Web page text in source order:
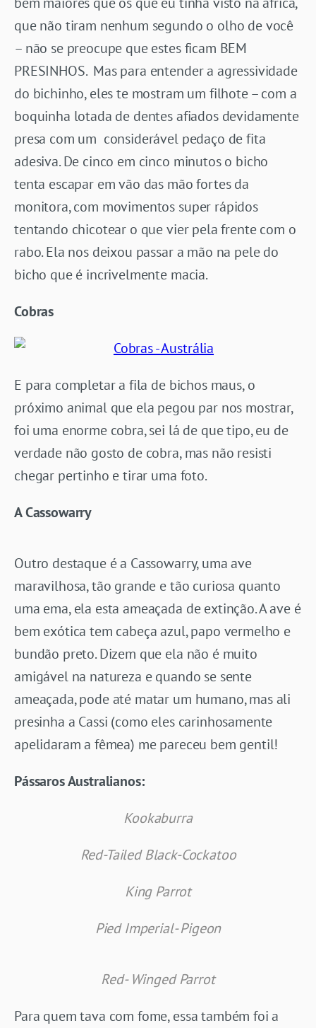
que não tiram nenhum segundo o olho de você
– não se preocupe que estes ficam BEM
PRESINHOS. Mas para entender a agressividade
do bichinho, eles te mostram um filhote – com a
boquinha lotada de dentes afiados devidamente
presa com um considerável pedaço de fita
adesiva. De cinco em cinco minutos o bicho
tenta escapar em vão das mão fortes da
monitora, com movimentos super rápidos
tentando chicotear o que vier pela frente com o
rabo. Ela nos deixou passar a mão na pele do
bicho que é incrivelmente macia.
Cobras
E para completar a fila de bichos maus, o
próximo animal que ela pegou par nos mostrar,
foi uma enorme cobra, sei lá de que tipo, eu de
verdade não gosto de cobra, mas não resisti
chegar pertinho e tirar uma foto.
A Cassowarry
Outro destaque é a Cassowarry, uma ave
maravilhosa, tão grande e tão curiosa quanto
uma ema, ela esta ameaçada de extinção. A ave é
bem exótica tem cabeça azul, papo vermelho e
bundão preto. Dizem que ela não é muito
amigável na natureza e quando se sente
ameaçada, pode até matar um humano, mas ali
presinha a Cassi (como eles carinhosamente
apelidaram a fêmea) me pareceu bem gentil!
Pássaros Australianos:
Kookaburra
Red-Tailed Black-Cockatoo
King Parrot
Pied Imperial- Pigeon
Red- Winged Parrot
Para quem tava com fome, essa também foi a